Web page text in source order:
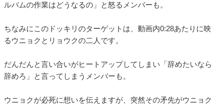
ルバムの作業はどうなるの」と怒るメンバーも。
ちなみにこのドッキリのターゲットは、動画内0:28あたりに映
るウニョクとリョウクの二人です。
だんだんと言い合いがヒートアップしてしまい「辞めたいなら
辞めろ」と言ってしまうメンバーも。
ウニョクが必死に想いを伝えますが、突然その矛先がウニョク